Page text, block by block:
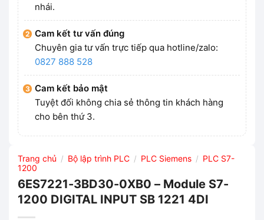
nhái.
Cam kết tư vấn đúng
Chuyên gia tư vấn trực tiếp qua hotline/zalo:
0827 888 528
Cam kết bảo mật
Tuyệt đối không chia sẻ thông tin khách hàng
cho bên thứ 3.
Trang chủ / Bộ lập trình PLC / PLC Siemens / PLC S7-
1200
6ES7221-3BD30-0XB0 – Module S7-
1200 DIGITAL INPUT SB 1221 4DI